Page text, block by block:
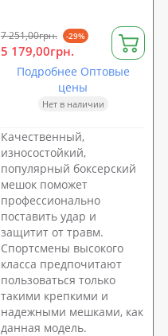
7 251,00грн. -29%
5 179,00грн.
Подробнее Оптовые
цены
Нет в наличии
Качественный,
износостойкий,
популярный боксерский
мешок поможет
профессионально
поставить удар и
защитит от травм.
Спортсмены высокого
класса предпочитают
пользоваться только
такими крепкими и
надежными мешками, как
данная модель.